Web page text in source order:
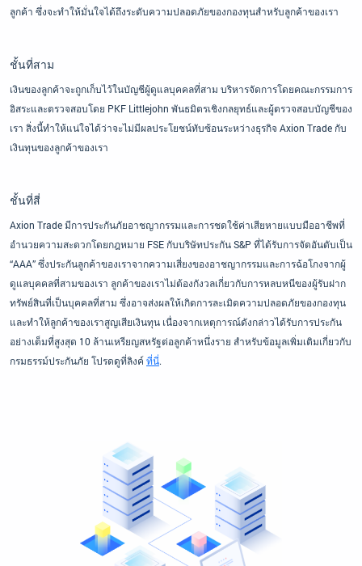
ลูกค้า ซึ่งจะทำให้มั่นใจได้ถึงระดับความปลอดภัยของกองทุนสำหรับลูกค้าของเรา
ชั้นที่สาม
เงินของลูกค้าจะถูกเก็บไว้ในบัญชีผู้ดูแลบุคคลที่สาม บริหารจัดการโดยคณะกรรมการ
อิสระและตรวจสอบโดย PKF Littlejohn พันธมิตรเชิงกลยุทธ์และผู้ตรวจสอบบัญชีของ
เรา สิ่งนี้ทำให้แน่ใจได้ว่าจะไม่มีผลประโยชน์ทับซ้อนระหว่างธุรกิจ Axion Trade กับ
เงินทุนของลูกค้าของเรา
ชั้นที่สี่
Axion Trade มีการประกันภัยอาชญากรรมและการชดใช้ค่าเสียหายแบบมืออาชีพที่
อำนวยความสะดวกโดยกฎหมาย FSE กับบริษัทประกัน S&P ที่ได้รับการจัดอันดับเป็น
“AAA” ซึ่งประกันลูกค้าของเราจากความเสี่ยงของอาชญากรรมและการฉ้อโกงจากผู้
ดูแลบุคคลที่สามของเรา ลูกค้าของเราไม่ต้องกังวลเกี่ยวกับการหลบหนีของผู้รับฝาก
ทรัพย์สินที่เป็นบุคคลที่สาม ซึ่งอาจส่งผลให้เกิดการละเมิดความปลอดภัยของกองทุน
และทำให้ลูกค้าของเราสูญเสียเงินทุน เนื่องจากเหตุการณ์ดังกล่าวได้รับการประกัน
อย่างเต็มที่สูงสุด 10 ล้านเหรียญสหรัฐต่อลูกค้าหนึ่งราย สำหรับข้อมูลเพิ่มเติมเกี่ยวกับ
กรมธรรม์ประกันภัย โปรดดูที่ลิงค์ที่นี่.